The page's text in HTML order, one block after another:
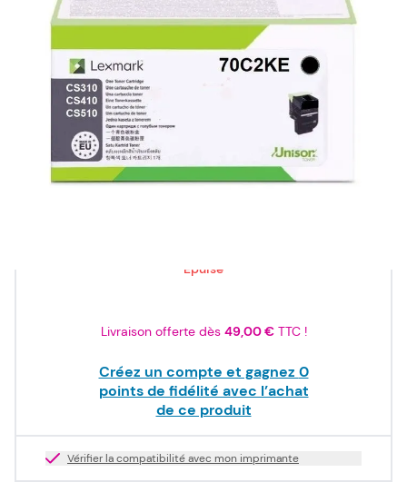
70C20KE
Capacité en pages (à 5%) :
70C20KE / 702KLexmark - noir - toner de marque
Epuisé
Livraison offerte dès 49,00 €TTC !
Créez un compte et gagnez 0
points de fidélité avec l’achat
de ce produit
Vérifier la compatibilité avec mon imprimante